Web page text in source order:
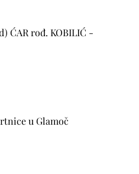
ĆAR rođ. KOBILIĆ -
u Glamoč